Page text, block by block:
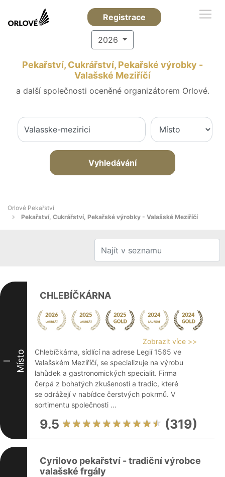
Registrace
2026
Pekařství, Cukrářství, Pekařské výrobky -
Valašské Meziříčí
a další společnosti oceněné organizátorem Orlové.
Vyhledávání
Orlové Pekařství
Pekařství, Cukrářství, Pekařské výrobky - Valašské Meziříčí
I Místo
CHLEBÍČKÁRNA
Zobrazit více >>
Chlebíčkárna, sídlící na adrese Legií 1565 ve
Valašském Meziříčí, se specializuje na výrobu
lahůdek a gastronomických specialit. Firma
čerpá z bohatých zkušeností a tradic, které
se odrážejí v nabídce čerstvých pokrmů. V
sortimentu společnosti ...
9.5 (319)
Cyrilovo pekařství - tradiční výrobce
valašské frgály